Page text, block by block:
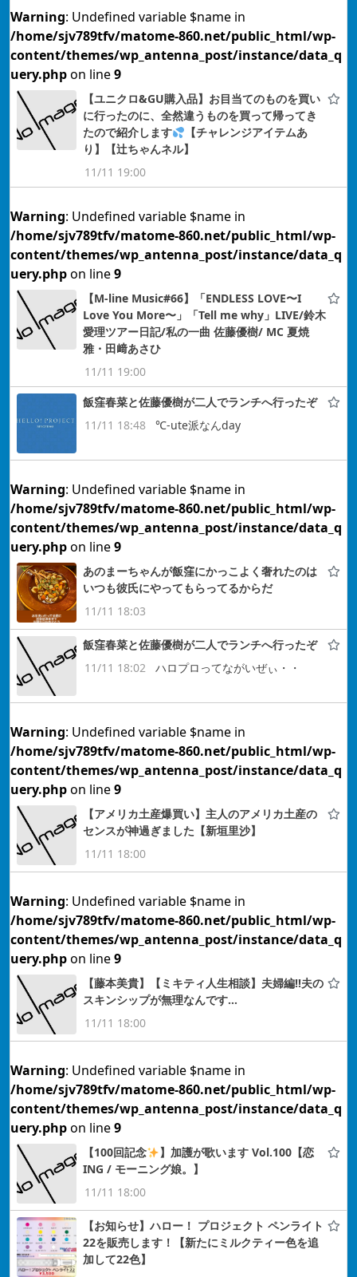
Warning: Undefined variable $name in
/home/sjv789tfv/matome-860.net/public_html/wp-
content/themes/wp_antenna_post/instance/data_q
uery.phpon line9
【ユニクロ&GU購入品】お目当てのものを買い
に行ったのに、全然違うものを買って帰ってき
たので紹介します
【チャレンジアイテムあ
り】【辻ちゃんネル】
11/11 19:00
Warning: Undefined variable $name in
/home/sjv789tfv/matome-860.net/public_html/wp-
content/themes/wp_antenna_post/instance/data_q
uery.phpon line9
【M-line Music#66】「ENDLESS LOVE〜I
Love You More〜」「Tell me why」LIVE/鈴木
愛理ツアー日記/私の一曲 佐藤優樹/ MC 夏焼
雅・田﨑あさひ
11/11 19:00
飯窪春菜と佐藤優樹が二人でランチへ行ったぞ
11/11 18:48
℃-ute派なんday
Warning: Undefined variable $name in
/home/sjv789tfv/matome-860.net/public_html/wp-
content/themes/wp_antenna_post/instance/data_q
uery.phpon line9
あのまーちゃんが飯窪にかっこよく奢れたのは
いつも彼氏にやってもらってるからだ
11/11 18:03
飯窪春菜と佐藤優樹が二人でランチへ行ったぞ
11/11 18:02
ハロプロってながいぜぃ・・
Warning: Undefined variable $name in
/home/sjv789tfv/matome-860.net/public_html/wp-
content/themes/wp_antenna_post/instance/data_q
uery.phpon line9
【アメリカ土産爆買い】主人のアメリカ土産の
センスが神過ぎました【新垣里沙】
11/11 18:00
Warning: Undefined variable $name in
/home/sjv789tfv/matome-860.net/public_html/wp-
content/themes/wp_antenna_post/instance/data_q
uery.phpon line9
【藤本美貴】【ミキティ人生相談】夫婦編!!夫の
スキンシップが無理なんです…
11/11 18:00
Warning: Undefined variable $name in
/home/sjv789tfv/matome-860.net/public_html/wp-
content/themes/wp_antenna_post/instance/data_q
uery.phpon line9
【100回記念
】加護が歌います Vol.100【恋
ING / モーニング娘。】
11/11 18:00
【お知らせ】ハロー！ プロジェクト ペンライト
22を販売します！【新たにミルクティー色を追
加して22色】